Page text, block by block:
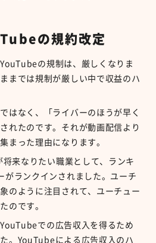
の規約改定
の規制は、厳しくなりま
までは規制が厳しい中で収益のハ
はなく、「ライバーのほうが早く
れたのです。それが動画配信より
まった理由になります。
来なりたい職業として、ランキ
がランクインされました。ユーチ
のように注目されて、ユーチュー
のです。
での広告収入を得るため
。YouTubeによる広告収入のハ